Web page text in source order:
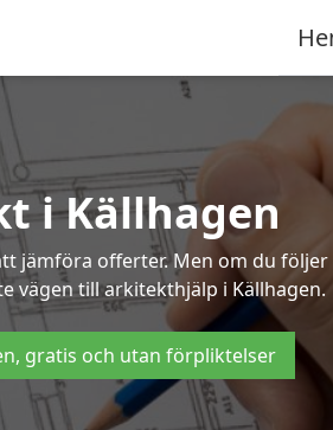
i Källhagen
jämföra offerter. Men om du
vägen till arkitekthjälp i Källhagen.
gratis och utan förpliktelser